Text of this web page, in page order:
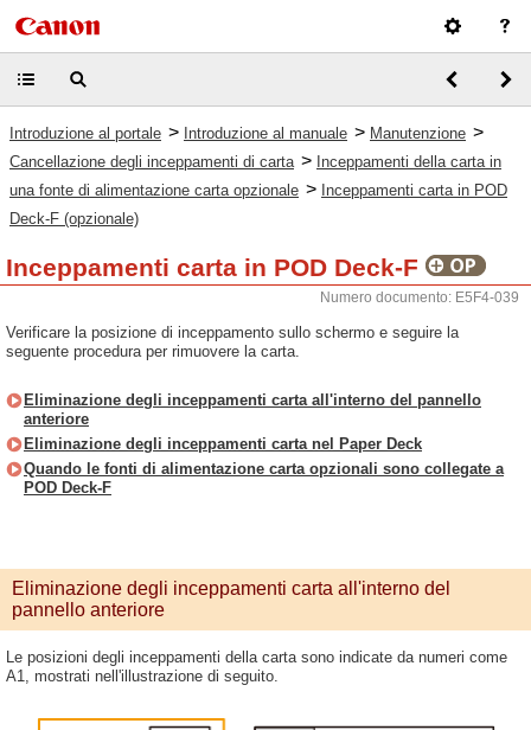
Introduzione al portale > Introduzione al manuale > Manutenzione >
Cancellazione degli inceppamenti di carta > Inceppamenti della carta in
una fonte di alimentazione carta opzionale > Inceppamenti carta in POD
Deck-F (opzionale)
Inceppamenti carta in POD Deck-F
Numero documento: E5F4-039
Verificare la posizione di inceppamento sullo schermo e seguire la
seguente procedura per rimuovere la carta.
Eliminazione degli inceppamenti carta all'interno del pannello
anteriore
Eliminazione degli inceppamenti carta nel Paper Deck
Quando le fonti di alimentazione carta opzionali sono collegate a
POD Deck-F
Eliminazione degli inceppamenti carta all'interno del
pannello anteriore
Le posizioni degli inceppamenti della carta sono indicate da numeri come
A1, mostrati nell'illustrazione di seguito.